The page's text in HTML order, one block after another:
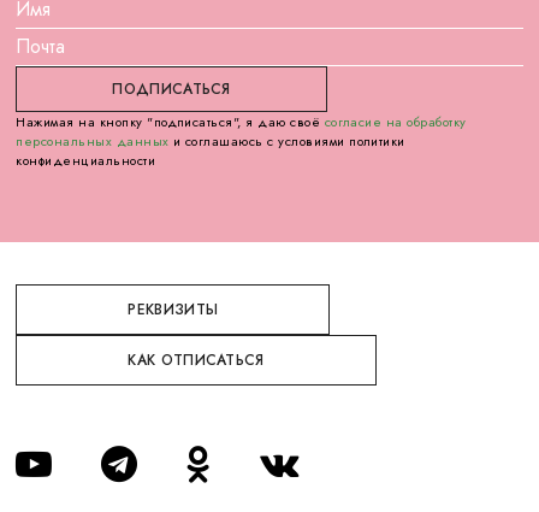
Нажимая на кнопку "подписаться", я даю своё согласие на обработку
персональных данных и соглашаюсь с условиями политики
конфиденциальности
РЕКВИЗИТЫ
КАК ОТПИСАТЬСЯ